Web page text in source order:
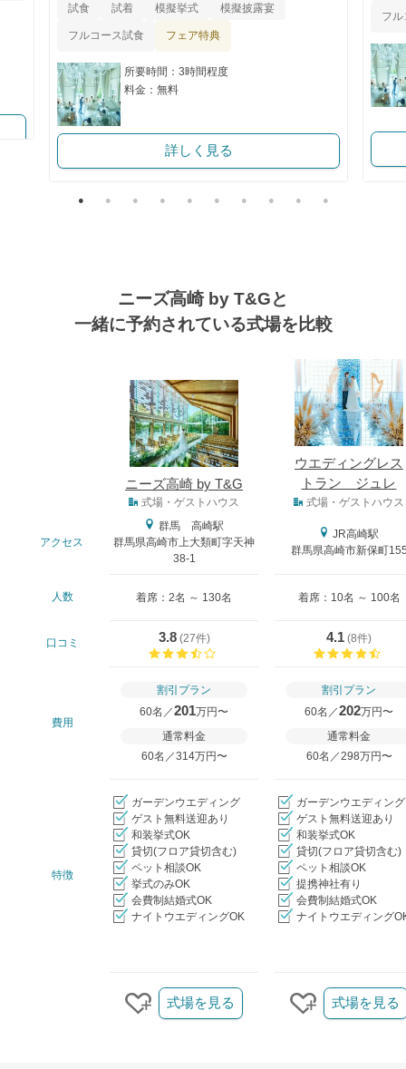
試食 試着 模擬挙式 模擬披露宴
フルコース試食 フェア特典
所要時間：3時間程度
料金：無料
詳しく見る
フ
ニーズ高崎 by T&Gと
一緒に予約されている式場を比較
ニーズ高崎 by T&G
ウエディングレス
トラン ジュレ
式場・ゲストハウス 式場・ゲストハウス
アクセス
群馬 高崎駅
群馬県高崎市上大類町字天神
38-1
JR高崎駅
群馬県高崎市新保町
人数 着席：2名 ～ 130名 着席：10名 ～ 100名
口コミ 3.8(27件)
4.1 (8件)
費用
割引プラン
60名／201万円〜
通常料金
60名／314万円〜
割引プラン
60名／202万円〜
通常料金
60名／298万円〜
特徴
ガーデンウエディング
ゲスト無料送迎あり
和装挙式OK
貸切(フロア貸切含む)
ペット相談OK
挙式のみOK
会費制結婚式OK
ナイトウエディングOK
ガーデンウエディング
ゲスト無料送迎あり
和装挙式OK
貸切(フロア貸切含む)
ペット相談OK
提携神社有り
会費制結婚式OK
ナイトウエディング
クリップする
式場を見る
クリップする
式場を見る